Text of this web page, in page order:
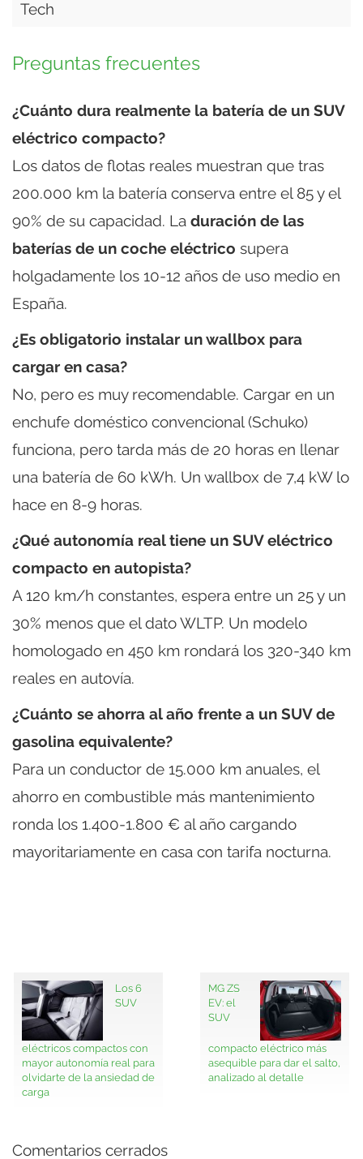
Tech
Preguntas frecuentes
¿Cuánto dura realmente la batería de un SUV
eléctrico compacto?
Los datos de flotas reales muestran que tras
200.000 km la batería conserva entre el 85 y el
90% de su capacidad. La duración de las
baterías de un coche eléctrico supera
holgadamente los 10-12 años de uso medio en
España.
¿Es obligatorio instalar un wallbox para
cargar en casa?
No, pero es muy recomendable. Cargar en un
enchufe doméstico convencional (Schuko)
funciona, pero tarda más de 20 horas en llenar
una batería de 60 kWh. Un wallbox de 7,4 kW lo
hace en 8-9 horas.
¿Qué autonomía real tiene un SUV eléctrico
compacto en autopista?
A 120 km/h constantes, espera entre un 25 y un
30% menos que el dato WLTP. Un modelo
homologado en 450 km rondará los 320-340 km
reales en autovía.
¿Cuánto se ahorra al año frente a un SUV de
gasolina equivalente?
Para un conductor de 15.000 km anuales, el
ahorro en combustible más mantenimiento
ronda los 1.400-1.800 € al año cargando
mayoritariamente en casa con tarifa nocturna.
Los 6
SUV
eléctricos compactos con
mayor autonomía real para
olvidarte de la ansiedad de
carga
MG ZS
EV: el
SUV
compacto eléctrico más
asequible para dar el salto,
analizado al detalle
Comentarios cerrados